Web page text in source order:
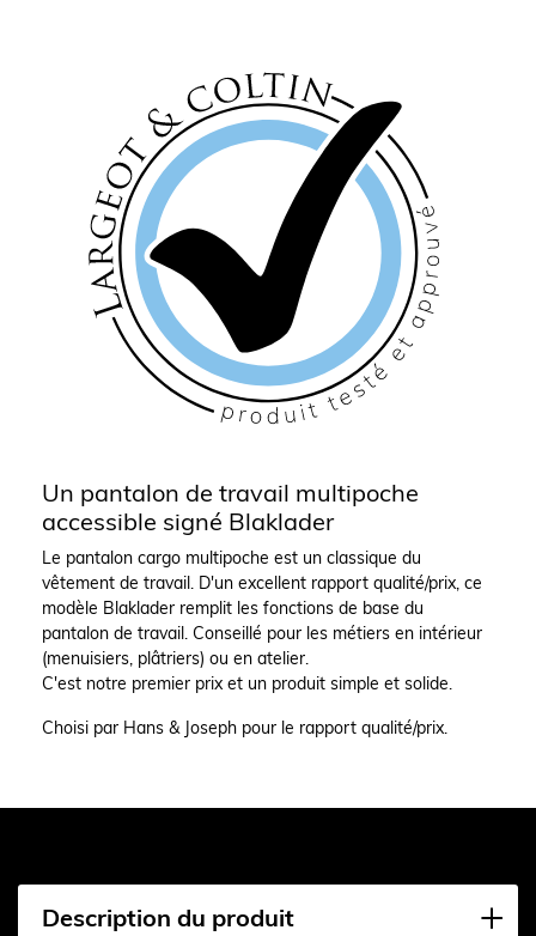
Un pantalon de travail multipoche
accessible signé Blaklader
Le pantalon cargo multipoche est un classique du
vêtement de travail. D'un excellent rapport qualité/prix, ce
modèle Blaklader remplit les fonctions de base du
pantalon de travail. Conseillé pour les métiers en intérieur
(menuisiers, plâtriers) ou en atelier.
C'est notre premier prix et un produit simple et solide.
Choisi par Hans & Joseph pour le rapport qualité/prix.
Description du produit